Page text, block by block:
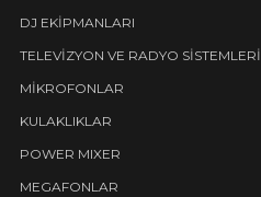
DJ EKİPMANLARI
TELEVİZYON VE RADYO SİSTEMLERİ
MİKROFONLAR
KULAKLIKLAR
POWER MIXER
MEGAFONLAR